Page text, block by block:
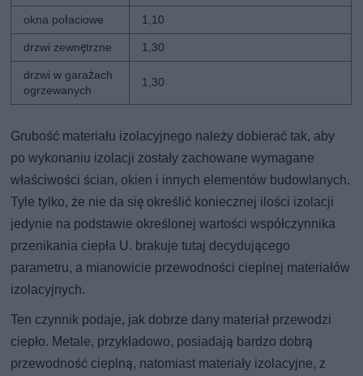
okna połaciowe 1,10
drzwi zewnętrzne 1,30
drzwi w garażach
ogrzewanych
1,30
Grubość materiału izolacyjnego należy dobierać tak, aby
po wykonaniu izolacji zostały zachowane wymagane
właściwości ścian, okien i innych elementów budowlanych.
Tyle tylko, że nie da się określić koniecznej ilości izolacji
jedynie na podstawie określonej wartości współczynnika
przenikania ciepła U. brakuje tutaj decydującego
parametru, a mianowicie przewodności cieplnej materiałów
izolacyjnych.
Ten czynnik podaje, jak dobrze dany materiał przewodzi
ciepło. Metale, przykładowo, posiadają bardzo dobrą
przewodność cieplną, natomiast materiały izolacyjne, z